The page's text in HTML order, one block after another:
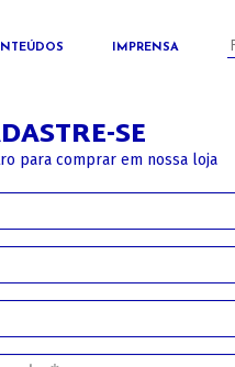
IMPRENSA
SE
para comprar em nossa loja